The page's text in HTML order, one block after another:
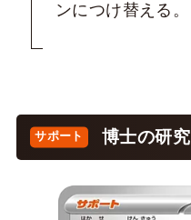
ンにつけ替える。
博士の研究